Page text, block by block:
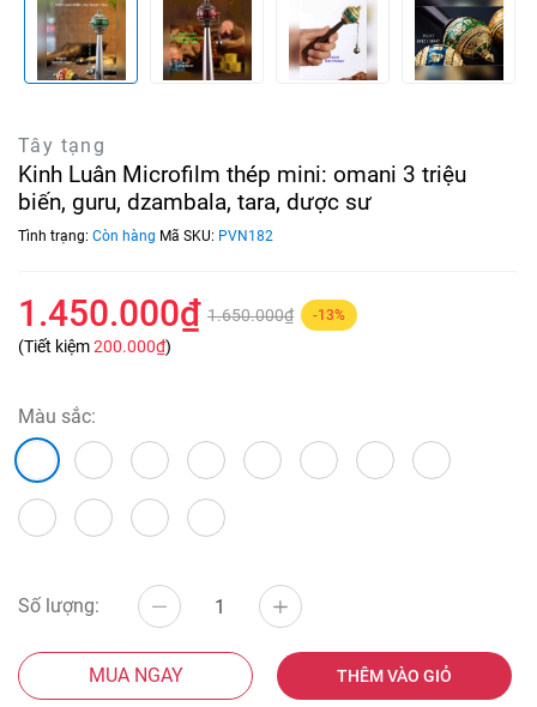
Tây tạng
Kinh Luân Microfilm thép mini: omani 3 triệu
biến, guru, dzambala, tara, dược sư
Tình trạng: Còn hàng Mã SKU: PVN182
1.450.000₫ 1.650.000₫ -13%
(Tiết kiệm200.000₫)
Màu sắc:
Số lượng:
MUA NGAY THÊM VÀO GIỎ